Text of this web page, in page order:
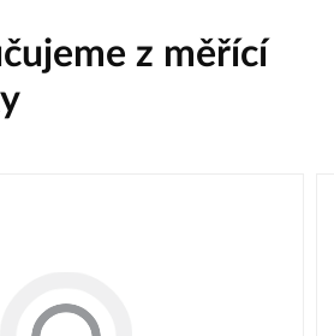
z měřící